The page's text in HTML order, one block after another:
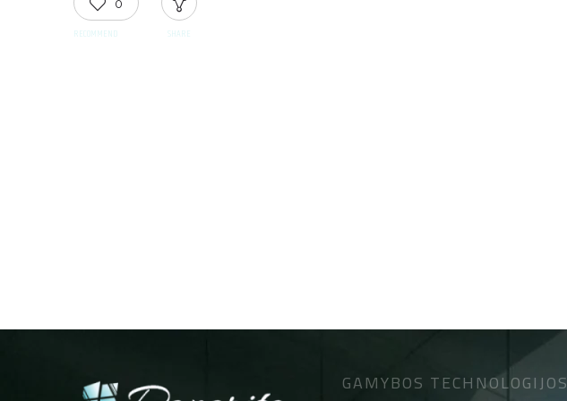
0
RECOMMEND SHARE
GAMYBOS TECHNOLOGIJOS